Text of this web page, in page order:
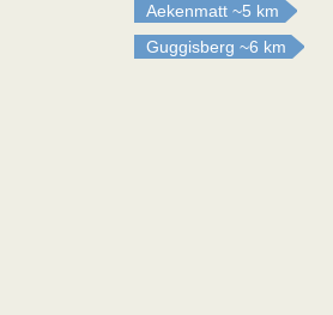
Aekenmatt ~5 km
Guggisberg ~6 km